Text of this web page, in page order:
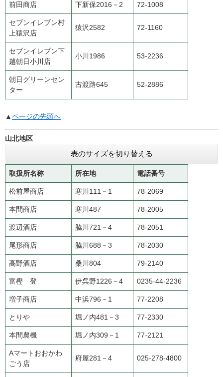
前田商店 下新保2016－2 72-1008
セブンイレブン村
上猿沢店
猿沢2582 72-1160
セブンイレブン下
越朝日小川店
小川1986 53-2236
朝日グリーンセン
ター
古渡路645 52-2886
▲ページの先頭へ
山北地区
表のサイズを切り替える
取扱所名称 所在地 電話番号
松前屋商店 寒川111－1 78-2069
本間商店 寒川487 78-2005
渡辺酒店 脇川721－4 78-2051
尾形商店 脇川688－3 78-2030
高野酒店 桑川804 79-2140
富樫 登 伊呉野1226－4 0235-44-2236
増子商店 中浜796－1 77-2208
とりや 堀ノ内481－3 77-2330
本間農機 堀ノ内309－1 77-2121
Aマートおおかわ
ごう店
府屋281－4 025-278-4800